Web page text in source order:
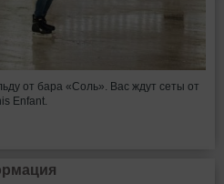
от бара «Соль». Вас ждут сеты от
Enfant.